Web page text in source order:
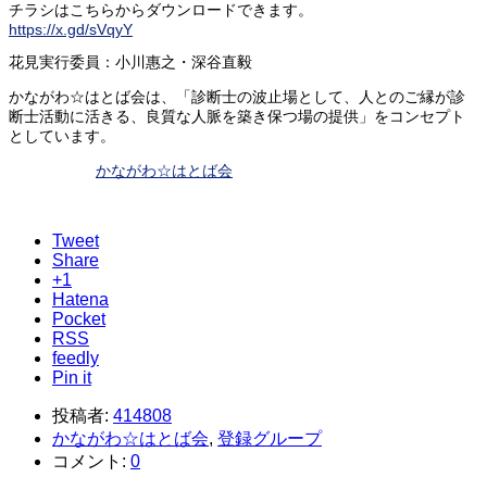
チラシはこちらからダウンロードできます。
https://x.gd/sVqyY
花見実行委員：小川惠之・深谷直毅
かながわ☆はとば会は、「診断士の波止場として、人とのご縁が診
断士活動に活きる、良質な人脈を築き保つ場の提供」をコンセプト
としています。
かながわ☆はとば会
Tweet
Share
+1
Hatena
Pocket
RSS
feedly
Pin it
投稿者: 414808
かながわ☆はとば会, 登録グループ
コメント: 0